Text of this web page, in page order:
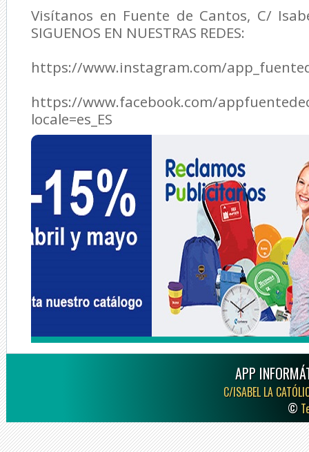
Visítanos en Fuente de Cantos, C/
SIGUENOS EN NUESTRAS REDES:
https://www.instagram.com/
https://www.facebook.com/
locale=es_ES
APP
C/ISABEL LA
©